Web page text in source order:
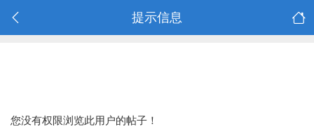
提示信息
您没有权限浏览此用户的帖子！